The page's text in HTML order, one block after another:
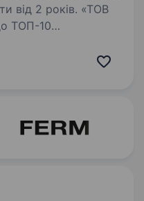
2 років. «ТОВ
ТОП-10